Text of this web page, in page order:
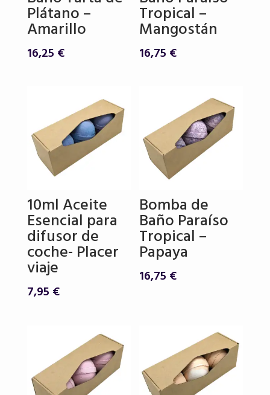
Plátano –
Amarillo
16,25 €
Tropical –
Mangostán
16,75 €
10ml Aceite
Esencial para
difusor de
coche- Placer
viaje
7,95 €
Bomba de
Baño Paraíso
Tropical –
Papaya
16,75 €